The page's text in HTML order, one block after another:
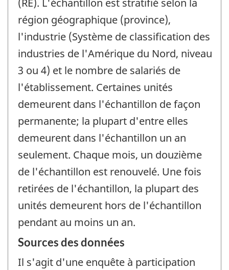
région géographique (province),
l'industrie (Système de classification des
industries de l'Amérique du Nord, niveau
3 ou 4) et le nombre de salariés de
l'établissement. Certaines unités
demeurent dans l'échantillon de façon
permanente; la plupart d'entre elles
demeurent dans l'échantillon un an
seulement. Chaque mois, un douzième
de l'échantillon est renouvelé. Une fois
retirées de l'échantillon, la plupart des
unités demeurent hors de l'échantillon
pendant au moins un an.
Sources des données
Il s'agit d'une enquête à participation